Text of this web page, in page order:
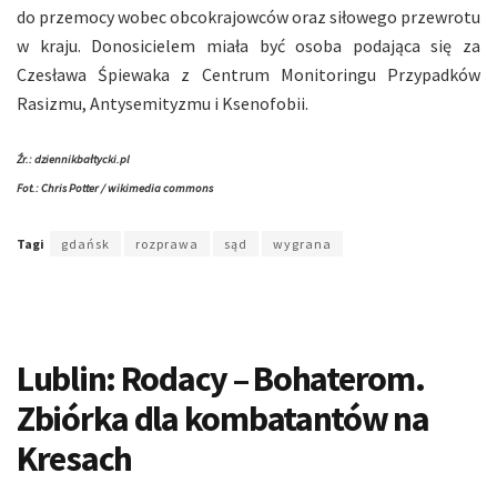
do przemocy wobec obcokrajowców oraz siłowego przewrotu
w kraju. Donosicielem miała być osoba podająca się za
Czesława Śpiewaka z Centrum Monitoringu Przypadków
Rasizmu, Antysemityzmu i Ksenofobii.
Źr.: dziennikbałtycki.pl
Fot.: Chris Potter / wikimedia commons
Tagi gdańsk rozprawa sąd wygrana
Lublin: Rodacy – Bohaterom.
Zbiórka dla kombatantów na
Kresach